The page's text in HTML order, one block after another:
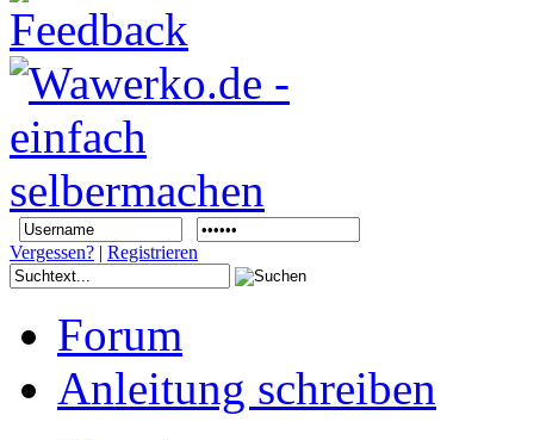
Vergessen? | Registrieren
Forum
Anleitung schreiben